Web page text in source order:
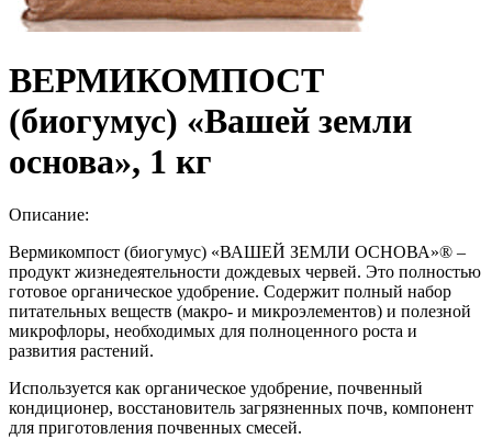
ВЕРМИКОМПОСТ
(биогумус) «Вашей земли
основа», 1 кг
Описание:
Вермикомпост (биогумус) «ВАШЕЙ ЗЕМЛИ ОСНОВА»® –
продукт жизнедеятельности дождевых червей. Это полностью
готовое органическое удобрение. Содержит полный набор
питательных веществ (макро- и микроэлементов) и полезной
микрофлоры, необходимых для полноценного роста и
развития растений.
Используется как органическое удобрение, почвенный
кондиционер, восстановитель загрязненных почв, компонент
для приготовления почвенных смесей.